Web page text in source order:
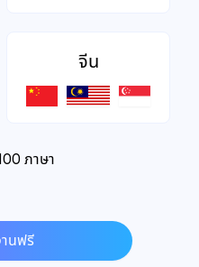
จีน
ภาษา
านฟรี